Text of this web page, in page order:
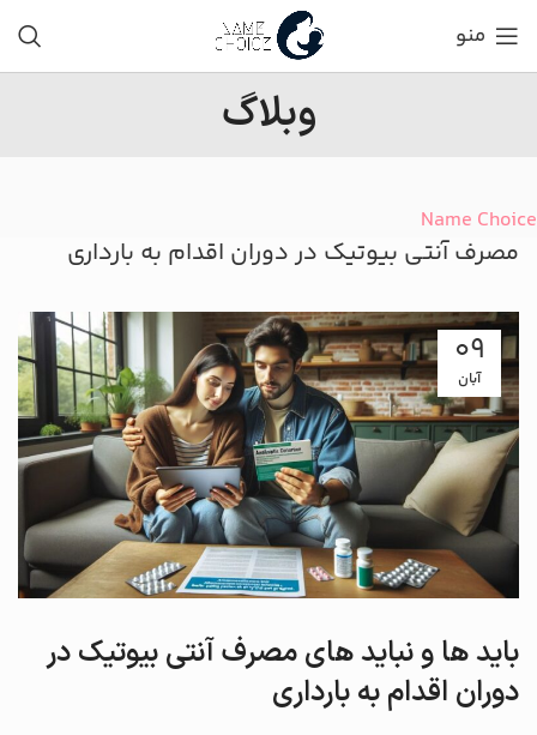
منو
وبلاگ
Name Choice
مصرف آنتی بیوتیک در دوران اقدام به بارداری
09
آبان
باید ها و نباید های مصرف آنتی بیوتیک در
دوران اقدام به بارداری